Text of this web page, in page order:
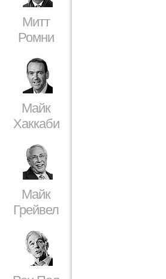
Митт
Ромни
Майк
Хаккаби
Майк
Грейвел